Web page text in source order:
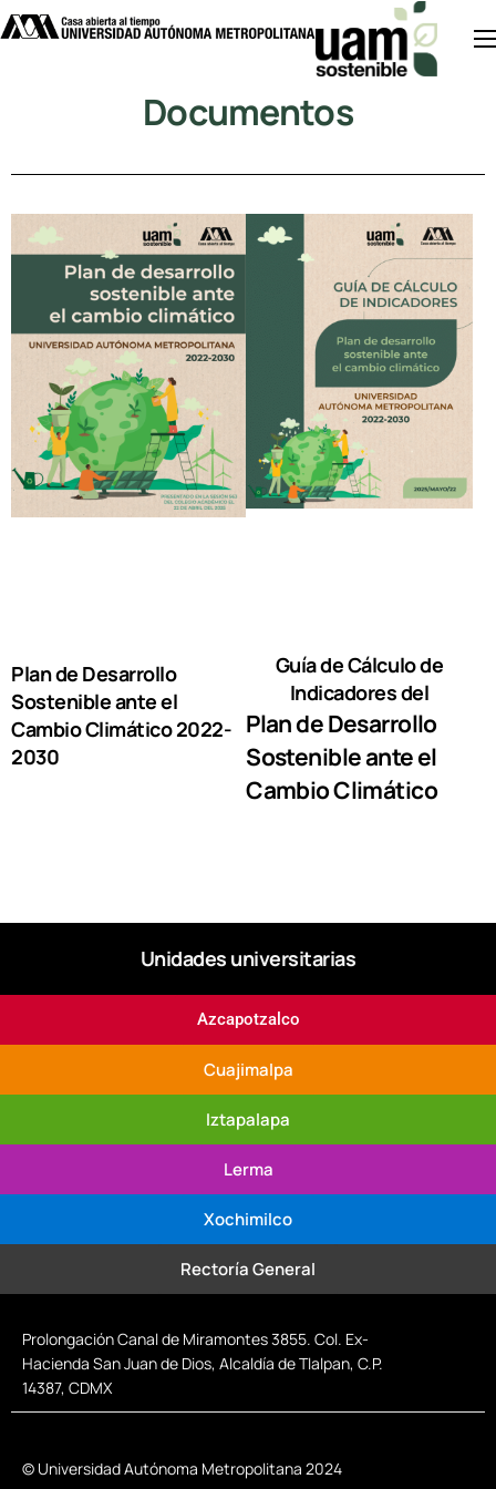
Acciones UAM
Divulgación
Investigación
Noticias
Documentos
Plan de Desarrollo
Sostenible ante el
Cambio Climático 2022-
2030
Guía de Cálculo de
Indicadores del
Plan de Desarrollo
Sostenible ante el
Cambio Climático
Unidades universitarias
Azcapotzalco
Cuajimalpa
Iztapalapa
Lerma
Xochimilco
Rectoría General
Prolongación Canal de Miramontes 3855. Col. Ex-
Hacienda San Juan de Dios, Alcaldía de Tlalpan, C.P.
14387, CDMX
© Universidad Autónoma Metropolitana 2024